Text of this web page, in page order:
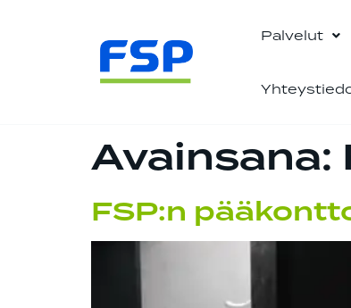
Palvelut
Avainsana:
FSP:n